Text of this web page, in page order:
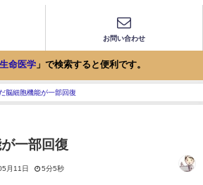
お問い合わせ
生命医学 」で検索すると便利です。
脳細胞機能が一部回復
一部回復
月11日 5分5秒